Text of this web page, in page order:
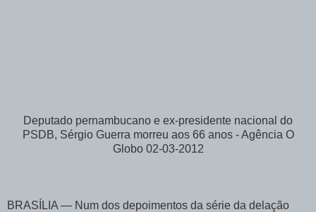
Deputado pernambucano e ex-presidente nacional do
PSDB, Sérgio Guerra morreu aos 66 anos - Agência O
Globo 02-03-2012
BRASÍLIA — Num dos depoimentos da série da delação